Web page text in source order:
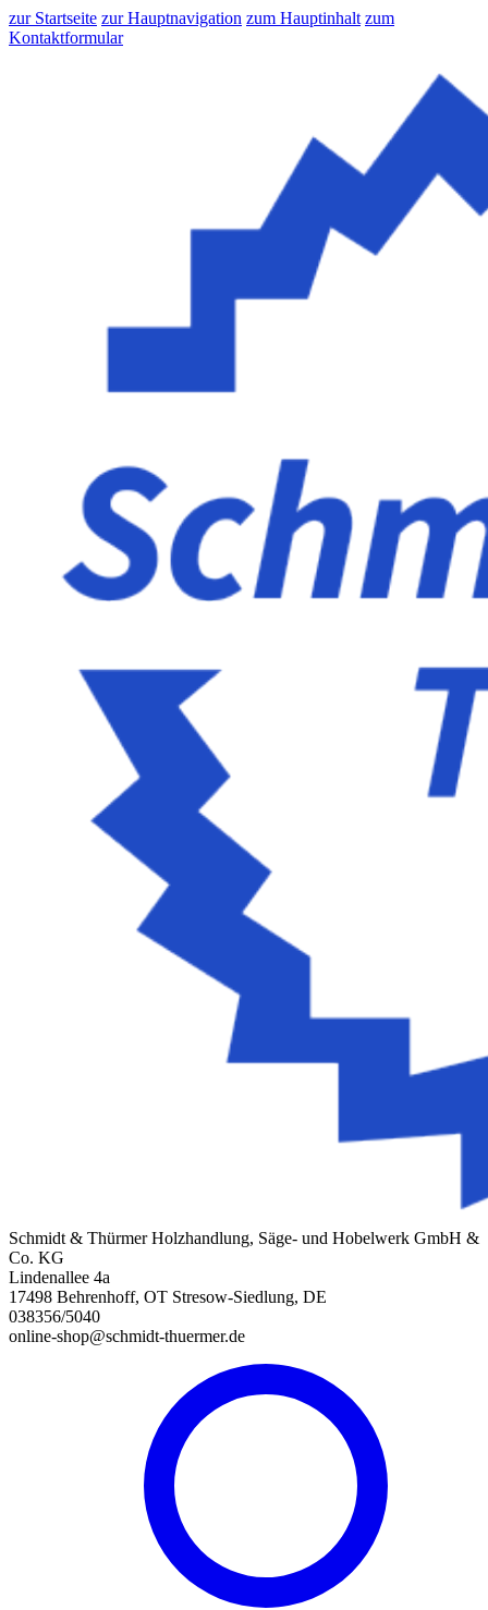
zur Startseite zur Hauptnavigation zum Hauptinhalt zum
Kontaktformular
Schmidt & Thürmer Holzhandlung, Säge- und Hobelwerk GmbH &
Co. KG
Lindenallee 4a
17498 Behrenhoff, OT Stresow-Siedlung, DE
038356/5040
online-shop@schmidt-thuermer.de